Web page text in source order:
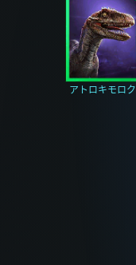
アトロキモロク